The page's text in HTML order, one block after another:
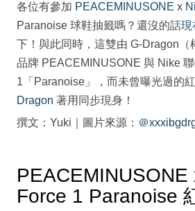
各位有參加 PEACEMINUSONE x
Paranoise 球鞋抽籤嗎？還沒的話現
下！與此同時，這雙由 G-Dragon（
品牌 PEACEMINUSONE 與 Nike
1「Paranoise」，而未曾曝光過的
Dragon 著用同步現身！
撰文：Yuki｜圖片來源： ＠
PEACEMINUSONE
Force 1 Paranoise